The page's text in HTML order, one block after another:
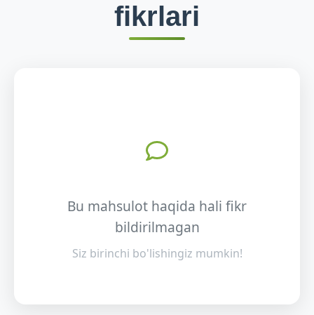
fikrlari
Bu mahsulot haqida hali fikr
bildirilmagan
Siz birinchi bo'lishingiz mumkin!